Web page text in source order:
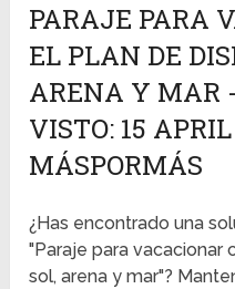
PARAJE PARA
EL PLAN DE
ARENA Y MAR
VISTO: 15
MÁSPORMÁS
¿Has encontrado una
"Paraje para vacacionar
sol, arena y mar"?